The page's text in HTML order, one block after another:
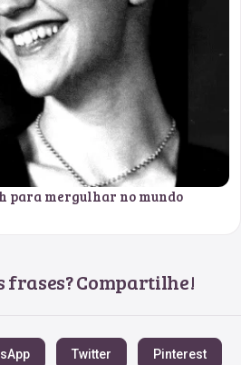
para mergulhar no mundo
frases? Compartilhe!
Twitter Pinterest